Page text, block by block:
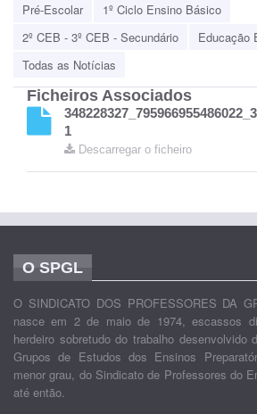
Pré-Escolar
1º Ciclo Ensino Básico
2º CEB - 3º CEB - Secundário
Educação
Todas as Notícias
Ficheiros Associados
1
Descarregar o ficheiro
O SPGL
O SINDICATO DOS PROFESSORES DA
nasce em 2 de maio de 1974, escassos
herdeiro sobretudo do trabalho desenvolvido
Grupos de Estudos dos Ensinos
menor grau, do Sindicato de Professores do
até então.